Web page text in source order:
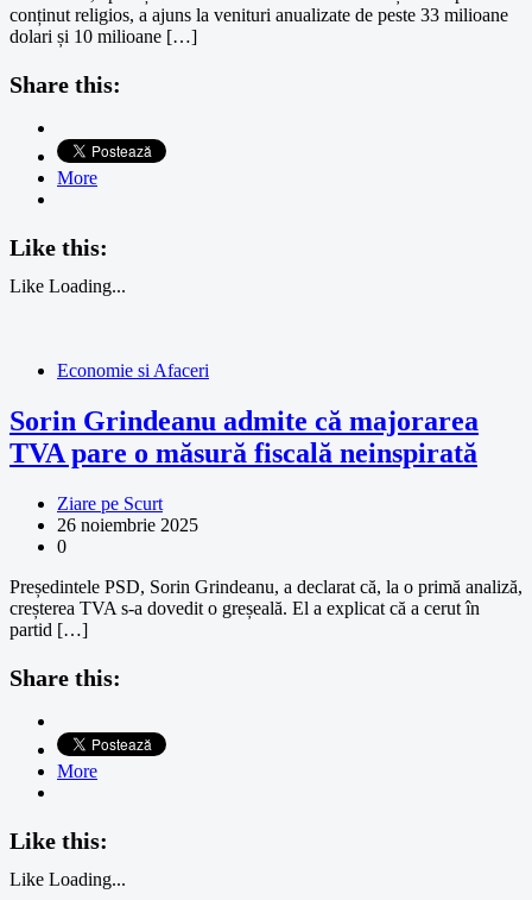
conținut religios, a ajuns la venituri anualizate de peste 33 milioane
dolari și 10 milioane […]
Share this:
More
Like this:
Like Loading...
Economie si Afaceri
Sorin Grindeanu admite că majorarea
TVA pare o măsură fiscală neinspirată
Ziare pe Scurt
26 noiembrie 2025
0
Președintele PSD, Sorin Grindeanu, a declarat că, la o primă analiză,
creșterea TVA s-a dovedit o greșeală. El a explicat că a cerut în
partid […]
Share this:
More
Like this:
Like Loading...